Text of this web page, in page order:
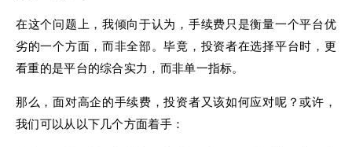
在这个问题上，我倾向于认为，手续费只是衡量一个平台优
劣的一个方面，而非全部。毕竟，投资者在选择平台时，更
看重的是平台的综合实力，而非单一指标。
那么，面对高企的手续费，投资者又该如何应对呢？或许，
我们可以从以下几个方面着手：